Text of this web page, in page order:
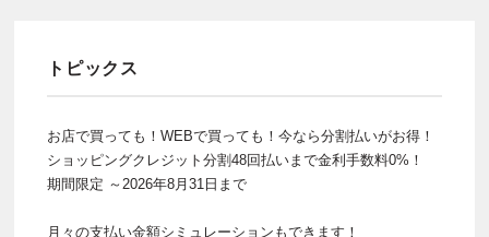
トピックス
お店で買っても！WEBで買っても！今なら分割払いがお得！
ショッピングクレジット分割48回払いまで金利手数料0%！
期間限定 ～2026年8月31日まで
月々の支払い金額シミュレーションもできます！